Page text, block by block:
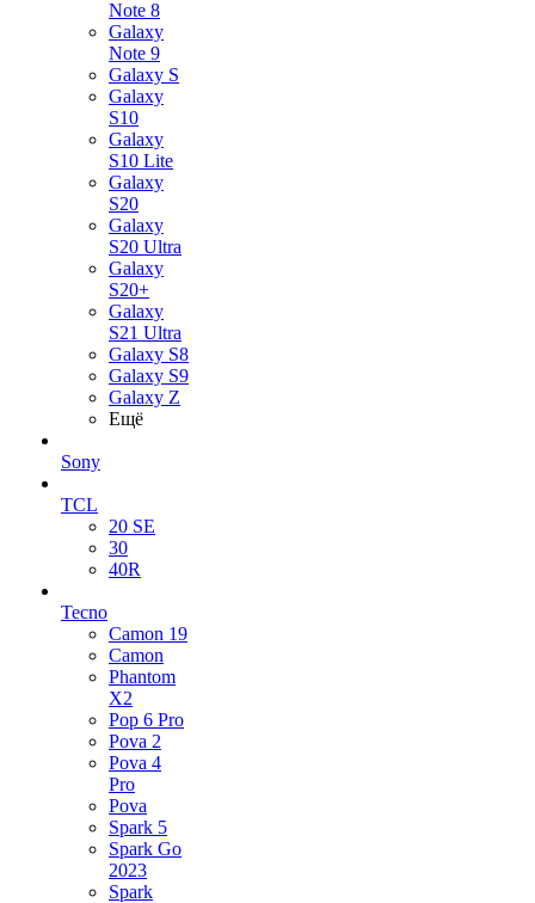
Note 8
Galaxy
Note 9
Galaxy S
Galaxy
S10
Galaxy
S10 Lite
Galaxy
S20
Galaxy
S20 Ultra
Galaxy
S20+
Galaxy
S21 Ultra
Galaxy S8
Galaxy S9
Galaxy Z
Ещё
Sony
TCL
20 SE
30
40R
Tecno
Camon 19
Camon
Phantom
X2
Pop 6 Pro
Pova 2
Pova 4
Pro
Pova
Spark 5
Spark Go
2023
Spark